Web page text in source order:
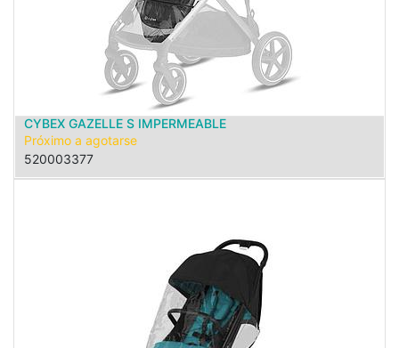
CYBEX GAZELLE S IMPERMEABLE
Próximo a agotarse
520003377